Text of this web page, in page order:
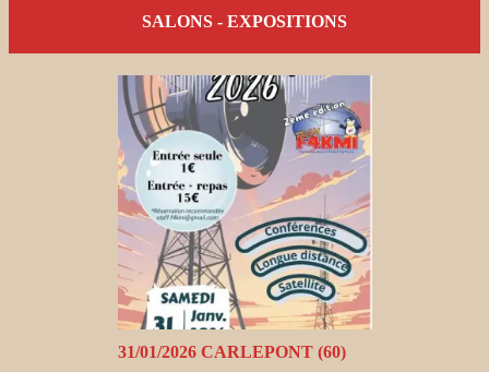
SALONS - EXPOSITIONS
31/01/2026 CARLEPONT (60)